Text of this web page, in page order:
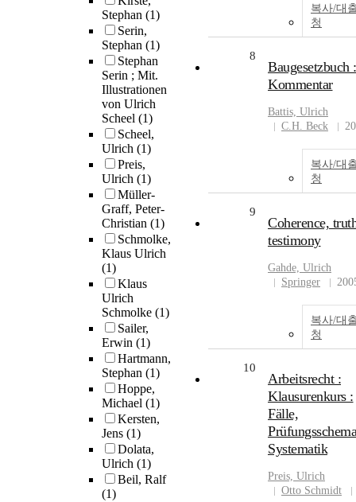
Stephan (1)
Serin,
Stephan (1)
Stephan
Serin ; Mit.
Illustrationen
von Ulrich
Scheel (1)
Scheel,
Ulrich (1)
Preis,
Ulrich (1)
Müller-
Graff, Peter-
Christian (1)
Schmolke,
Klaus Ulrich
(1)
Klaus
Ulrich
Schmolke (1)
Sailer,
Erwin (1)
Hartmann,
Stephan (1)
Hoppe,
Michael (1)
Kersten,
Jens (1)
Dolata,
Ulrich (1)
Beil, Ralf
(1)
복사/대
청
8
Baugesetzbuch :
Kommentar
Battis, Ulrich
C.H. Beck
복사/대
청
9
Coherence,
testimony
Gahde, Ulrich
Springer
복사/대
청
10
Arbeitsrecht :
Klausurenkurs :
Fälle,
Systematik
Preis, Ulrich
Otto Schmidt